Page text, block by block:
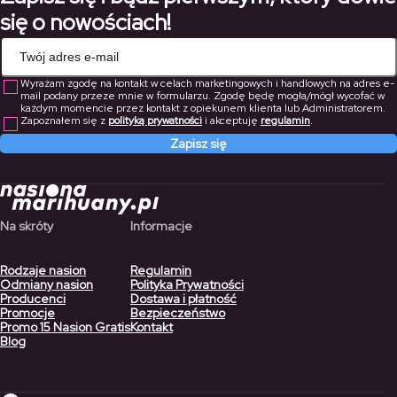
się o nowościach!
Wyrażam zgodę na kontakt w celach marketingowych i handlowych na adres e-
mail podany przeze mnie w formularzu. Zgodę będę mogła/mógł wycofać w
każdym momencie przez kontakt z opiekunem klienta lub Administratorem.
Zapoznałem się z polityką prywatnościi akceptuję regulamin.
Zapisz się
Na skróty
Rodzaje nasion
Odmiany nasion
Producenci
Promocje
Promo 15 Nasion Gratis
Blog
Informacje
Regulamin
Polityka Prywatności
Dostawa i płatność
Bezpieczeństwo
Kontakt